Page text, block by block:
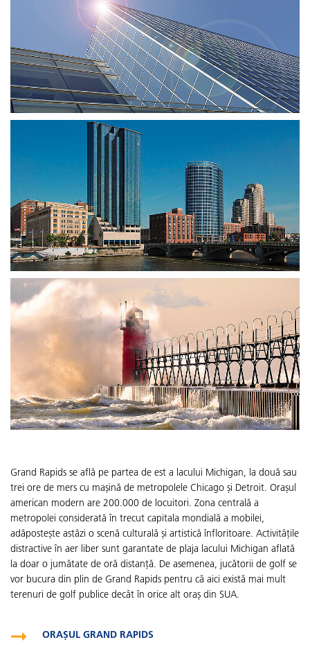
Grand Rapids se află pe partea de est a lacului Michigan, la două sau
trei ore de mers cu mașină de metropolele Chicago și Detroit. Orașul
american modern are 200.000 de locuitori. Zona centrală a
metropolei considerată în trecut capitala mondială a mobilei,
adăpostește astăzi o scenă culturală și artistică înfloritoare. Activitățile
distractive în aer liber sunt garantate de plaja lacului Michigan aflată
la doar o jumătate de oră distanță. De asemenea, jucătorii de golf se
vor bucura din plin de Grand Rapids pentru că aici există mai mult
terenuri de golf publice decât în orice alt oraș din SUA.
ORAȘUL GRAND RAPIDS